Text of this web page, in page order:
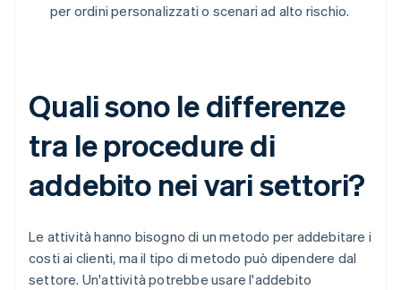
per ordini personalizzati o scenari ad alto rischio.
Quali sono le differenze
tra le procedure di
addebito nei vari settori?
Le attività hanno bisogno di un metodo per addebitare i
costi ai clienti, ma il tipo di metodo può dipendere dal
settore. Un'attività potrebbe usare l'addebito